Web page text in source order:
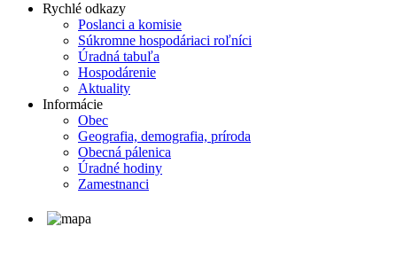
Rychlé odkazy
Poslanci a komisie
Súkromne hospodáriaci roľníci
Úradná tabuľa
Hospodárenie
Aktuality
Informácie
Obec
Geografia, demografia, príroda
Obecná pálenica
Úradné hodiny
Zamestnanci